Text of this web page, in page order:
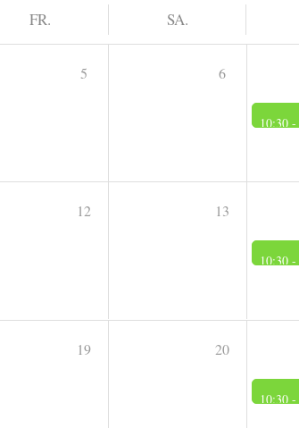
FR. SA.
5 6
10:30 -
12 13
10:30 -
19 20
10:30 -